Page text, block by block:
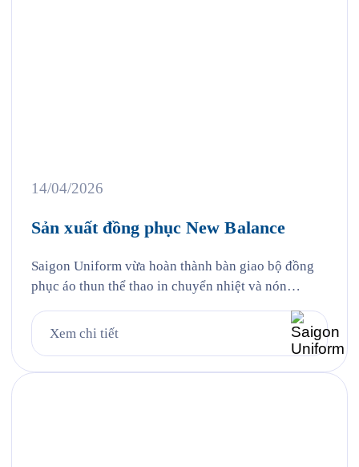
14/04/2026
Sản xuất đồng phục New Balance
Saigon Uniform vừa hoàn thành bàn giao bộ đồng
phục áo thun thể thao in chuyển nhiệt và nón
Balance Việt Nam — đại diện của thương hiệu thể
thao Mỹ được thành lập từ năm 1906 tại Boston,
Xem chi tiết